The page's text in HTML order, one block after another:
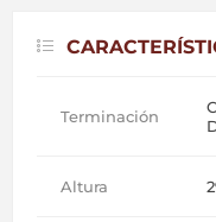
Terminación
Altura